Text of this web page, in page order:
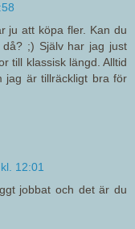
ju att köpa fler. Kan du
;) Själv har jag just
till klassisk längd. Alltid
jag är tillräckligt bra för
12:01
jobbat och det är du